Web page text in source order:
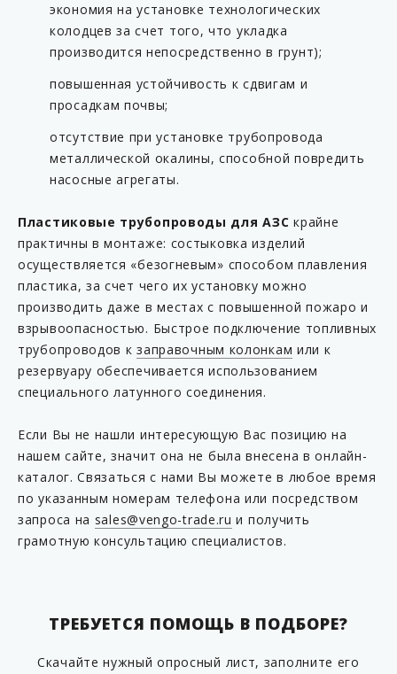
KP C20-63
KP C20-63L
KP CC-54
KP CC-90
KP F16-54FF
KP F16-63FF
KP F16-63MF
KP F16-63MM
KP F16-90FF
KP F16-90MF
KP M75/54
KP M160/90
KP T75/63B
KP T75/63B-L
KP T75/63SC2A
KP T75/63SC2A-L
экономия на установке технологических
колодцев за счет того, что укладка
производится непосредственно в грунт);
повышенная устойчивость к сдвигам и
просадкам почвы;
отсутствие при установке трубопровода
металлической окалины, способной повредить
насосные агрегаты.
Пластиковые трубопроводы для АЗС крайне
практичны в монтаже: состыковка изделий
осуществляется «безогневым» способом плавления
пластика, за счет чего их установку можно
производить даже в местах с повышенной пожаро и
взрывоопасностью. Быстрое подключение топливных
трубопроводов кзаправочным колонкам или к
резервуару обеспечивается использованием
специального латунного соединения.
Если Вы не нашли интересующую Вас позицию на
нашем сайте, значит она не была внесена в онлайн-
каталог. Связаться с нами Вы можете в любое время
по указанным номерам телефона или посредством
запроса на sales@vengo-trade.ru и получить
грамотную консультацию специалистов.
ТРЕБУЕТСЯ ПОМОЩЬ В ПОДБОРЕ?
Скачайте нужный опросный лист, заполните его